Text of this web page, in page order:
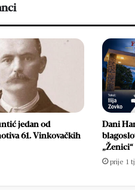
jedan od
61. Vinkovačkih
Dani
„Ženici“
prije 1